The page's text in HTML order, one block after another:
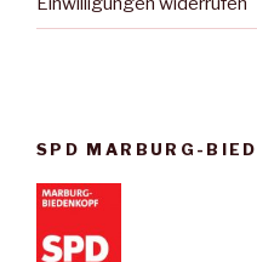
SPD MARBURG-